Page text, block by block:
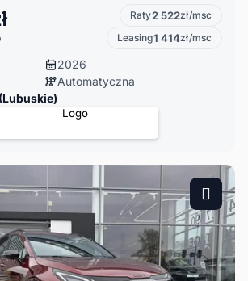
Raty2 522zł/msc
Leasing1 414zł/msc
2026
Automatyczna